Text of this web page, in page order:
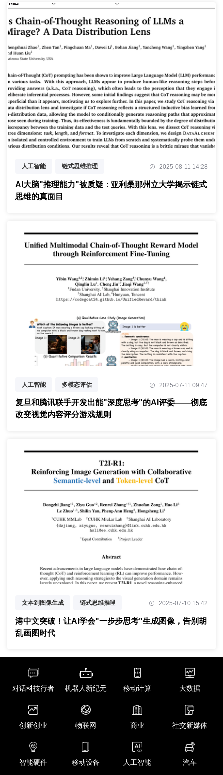
人工智能 链式思维推理
数据分布偏移
2025-08-11 14:28
AI大脑"推理能力"被质疑：亚利桑那州立大学揭示链式
思维的真面目
人工智能 多模态评估
链式思维推理
2025-07-11 09:47
复旦和腾讯联手开发出能"深度思考"的AI评委——彻底
改变视觉内容评分游戏规则
文本到图像生成 链式思维推理
强化学习优化
2025-07-10 15:42
港中文突破！让AI学会"一步步思考"生成图像，告别胡
乱画图时代
对话科技行者 机器人新纪元 移动计算 大数据
创新创业 物联网 商业 社交新媒体
智能硬件 移动设备 人工智能 汽车